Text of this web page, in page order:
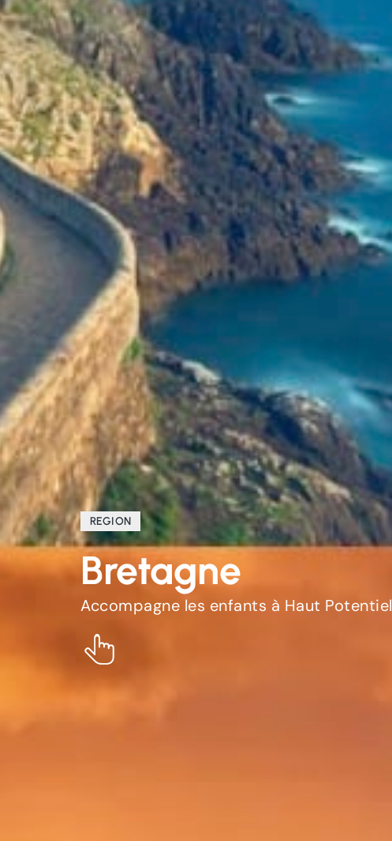
REGION
Bretagne
Accompagne les enfants à Haut Potentiel